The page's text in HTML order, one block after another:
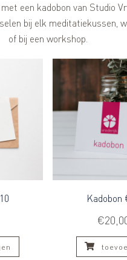
een kadobon van Studio
bij elk meditatiekussen,
of bij een workshop.
Kadobon
€